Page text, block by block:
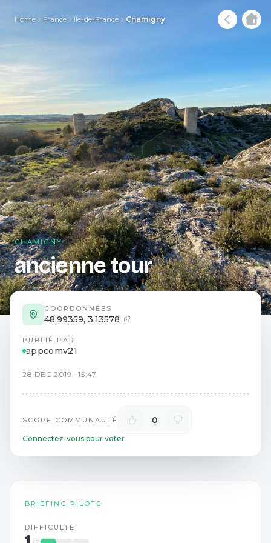
Home France Île-de-France Chamigny
CHAMIGNY
ancienne tour
COORDONNÉES
48.99359, 3.13578
PUBLIÉ PAR
appcomv21
28 DÉC 2019 ·15:47
SCORE COMMUNAUTÉ 0
Connectez-vous pour voter
BRIEFING PILOTE
DIFFICULTÉ